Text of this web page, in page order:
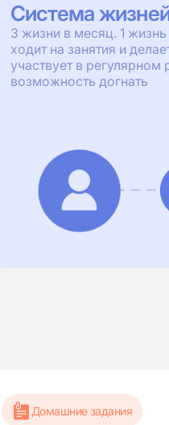
Система
3 жизни в месяц. 1
ходит на занятия и
участвует в
возможность догнать
Домашние задания